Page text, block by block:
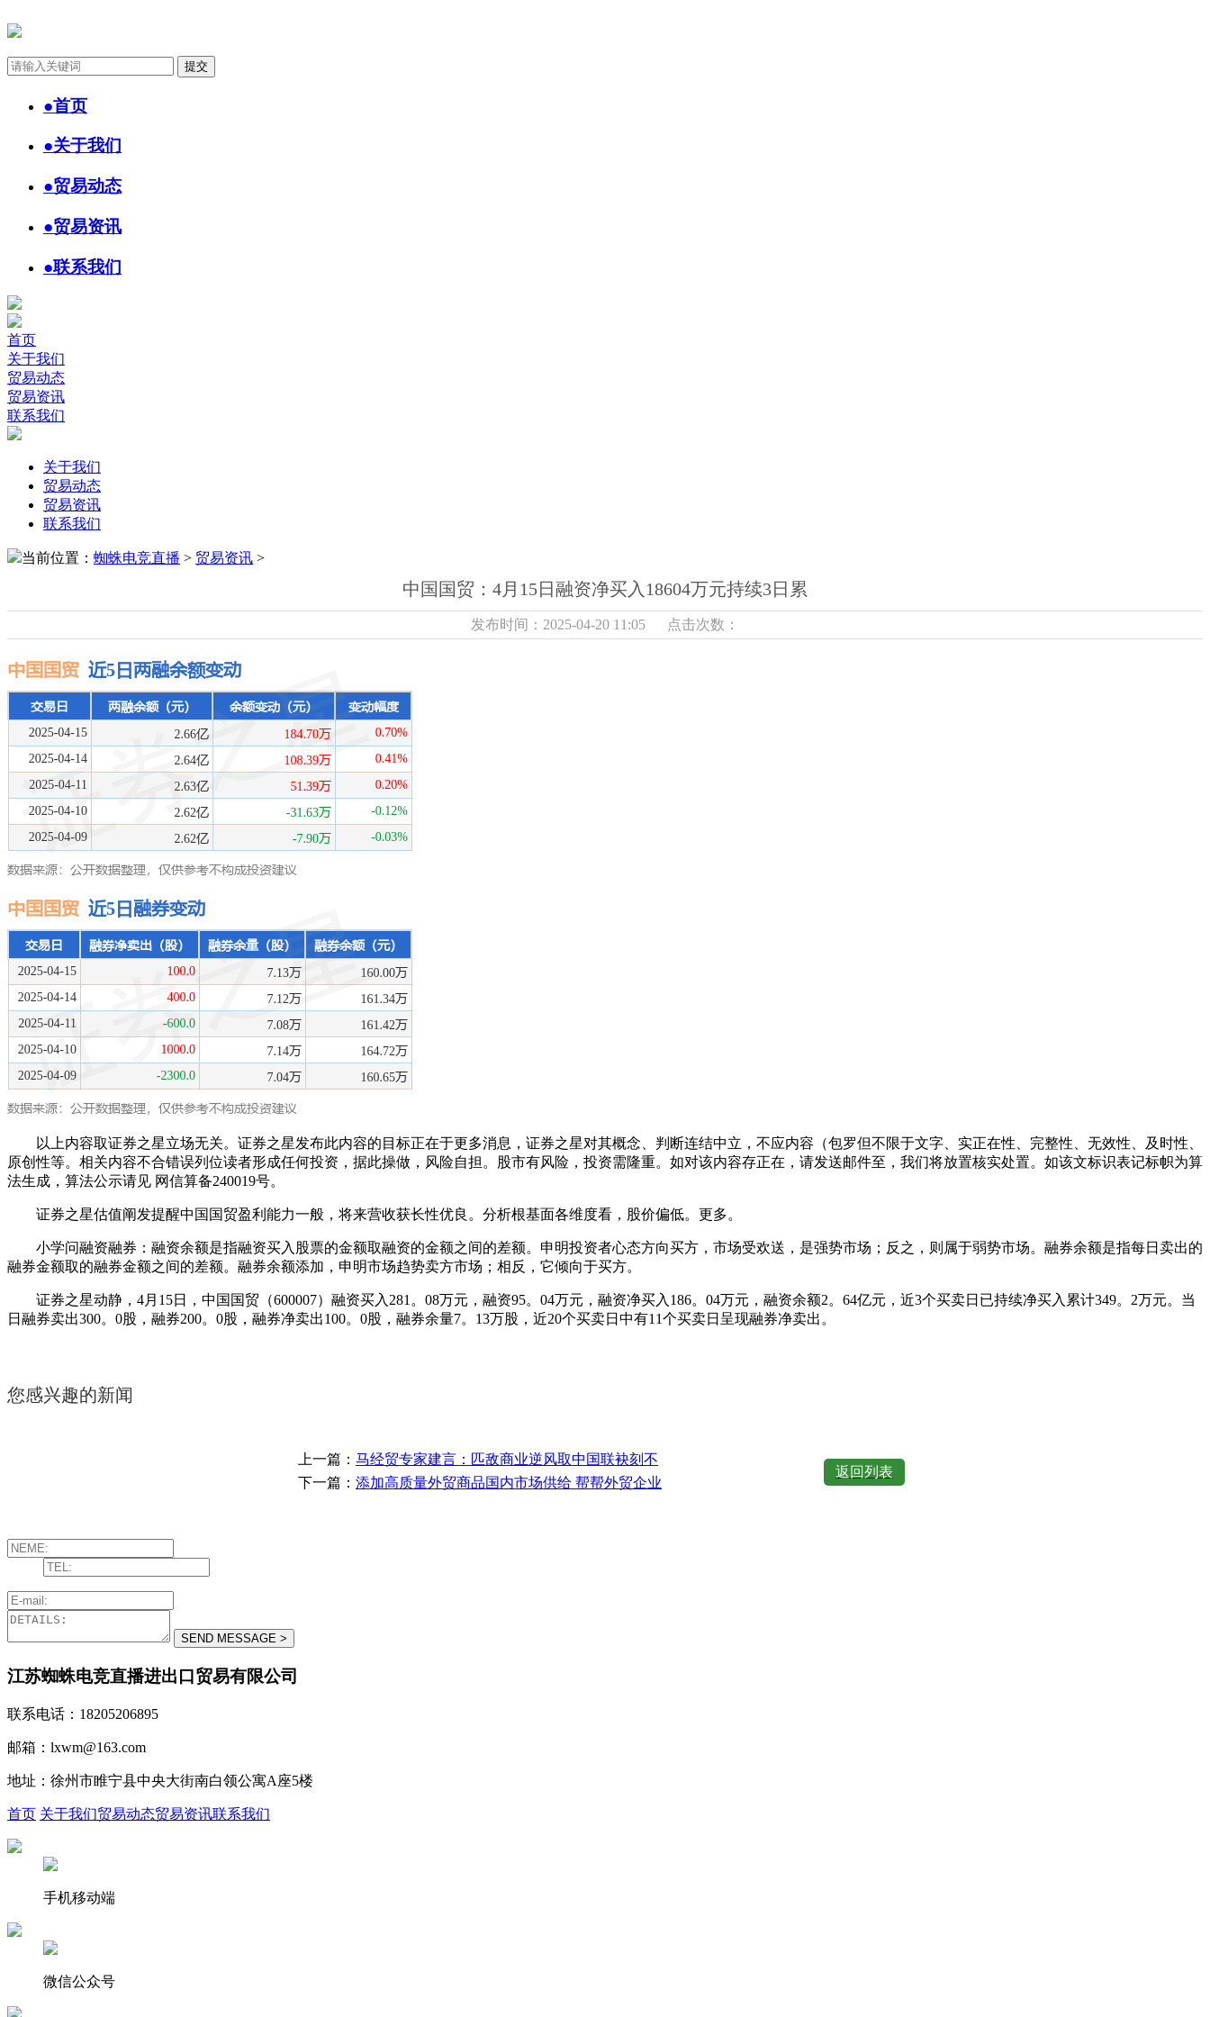
●首页
●关于我们
●贸易动态
●贸易资讯
●联系我们
首页
关于我们
贸易动态
贸易资讯
联系我们
关于我们
贸易动态
贸易资讯
联系我们
当前位置： 蜘蛛电竞直播 > 贸易资讯 >
中国国贸：4月15日融资净买入18604万元持续3日累
发布时间：2025-04-20 11:05 点击次数：
以上内容取证券之星立场无关。证券之星发布此内容的目标正在于更多消息，证券之星对其概念、判断连结中立，不应内容（包罗但不限于文字、实正在性、完整性、无效性、及时性、
原创性等。相关内容不合错误列位读者形成任何投资，据此操做，风险自担。股市有风险，投资需隆重。如对该内容存正在，请发送邮件至，我们将放置核实处置。如该文标识表记标帜为算
法生成，算法公示请见 网信算备240019号。
证券之星估值阐发提醒中国国贸盈利能力一般，将来营收获长性优良。分析根基面各维度看，股价偏低。更多。
小学问融资融券：融资余额是指融资买入股票的金额取融资的金额之间的差额。申明投资者心态方向买方，市场受欢送，是强势市场；反之，则属于弱势市场。融券余额是指每日卖出的
融券金额取的融券金额之间的差额。融券余额添加，申明市场趋势卖方市场；相反，它倾向于买方。
证券之星动静，4月15日，中国国贸（600007）融资买入281。08万元，融资95。04万元，融资净买入186。04万元，融资余额2。64亿元，近3个买卖日已持续净买入累计349。2万元。当
日融券卖出300。0股，融券200。0股，融券净卖出100。0股，融券余量7。13万股，近20个买卖日中有11个买卖日呈现融券净卖出。
您感兴趣的新闻
上一篇： 马经贸专家建言：匹敌商业逆风取中国联袂刻不
下一篇： 添加高质量外贸商品国内市场供给 帮帮外贸企业
返回列表
江苏蜘蛛电竞直播进出口贸易有限公司
联系电话：18205206895
邮箱：lxwm@163.com
地址：徐州市睢宁县中央大街南白领公寓A座5楼
首页 关于我们贸易动态贸易资讯联系我们
手机移动端
微信公众号